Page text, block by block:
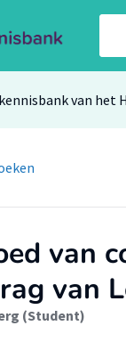
van het
van
van
(Student)